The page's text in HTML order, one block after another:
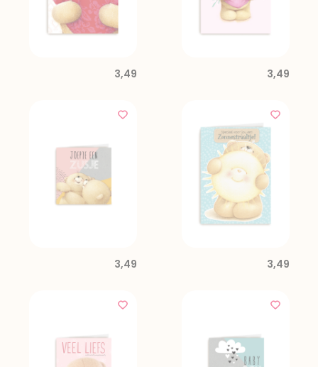
3,49 3,49
3,49 3,49